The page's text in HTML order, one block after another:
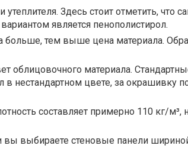
Здесь стоит отметить, что
является пенополистирол.
тем выше цена материала.
материала.
нестандартном цвете, за окрашивку
составляет примерно 110 кг/
вы выбираете стеновые панели